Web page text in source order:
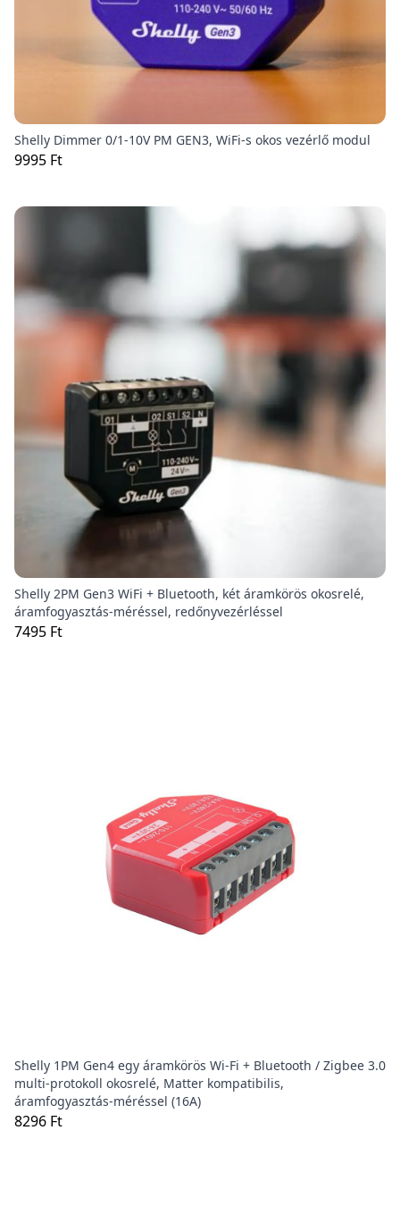
Shelly Dimmer 0/1-10V PM GEN3, WiFi-s okos vezérlő modul
9995 Ft
Shelly 2PM Gen3 WiFi + Bluetooth, két áramkörös okosrelé,
áramfogyasztás-méréssel, redőnyvezérléssel
7495 Ft
Shelly 1PM Gen4 egy áramkörös Wi-Fi + Bluetooth / Zigbee 3.0
multi-protokoll okosrelé, Matter kompatibilis,
áramfogyasztás-méréssel (16A)
8296 Ft